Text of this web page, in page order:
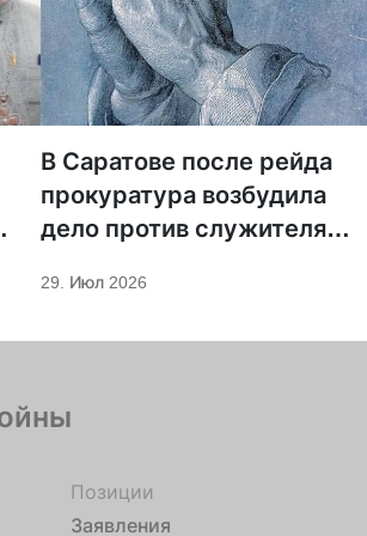
В Саратове после рейда
прокуратура возбудила
дело против служителя
29. Июл 2026
Позиции
Заявления